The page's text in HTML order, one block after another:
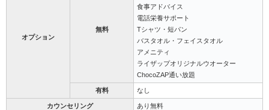
オプション
無料
食事アドバイス
電話栄養サポート
Tシャツ・短パン
バスタオル・フェイスタオル
アメニティ
ライザップオリジナルウオーター
ChocoZAP通い放題
有料 なし
カウンセリング あり無料